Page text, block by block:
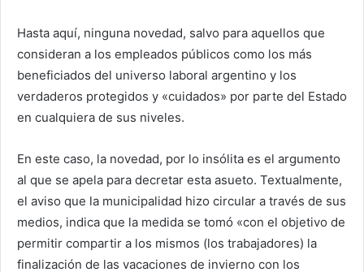
Hasta aquí, ninguna novedad, salvo para aquellos que
consideran a los empleados públicos como los más
beneficiados del universo laboral argentino y los
verdaderos protegidos y «cuidados» por parte del Estado
en cualquiera de sus niveles.
En este caso, la novedad, por lo insólita es el argumento
al que se apela para decretar esta asueto. Textualmente,
el aviso que la municipalidad hizo circular a través de sus
medios, indica que la medida se tomó «con el objetivo de
permitir compartir a los mismos (los trabajadores) la
finalización de las vacaciones de invierno con los